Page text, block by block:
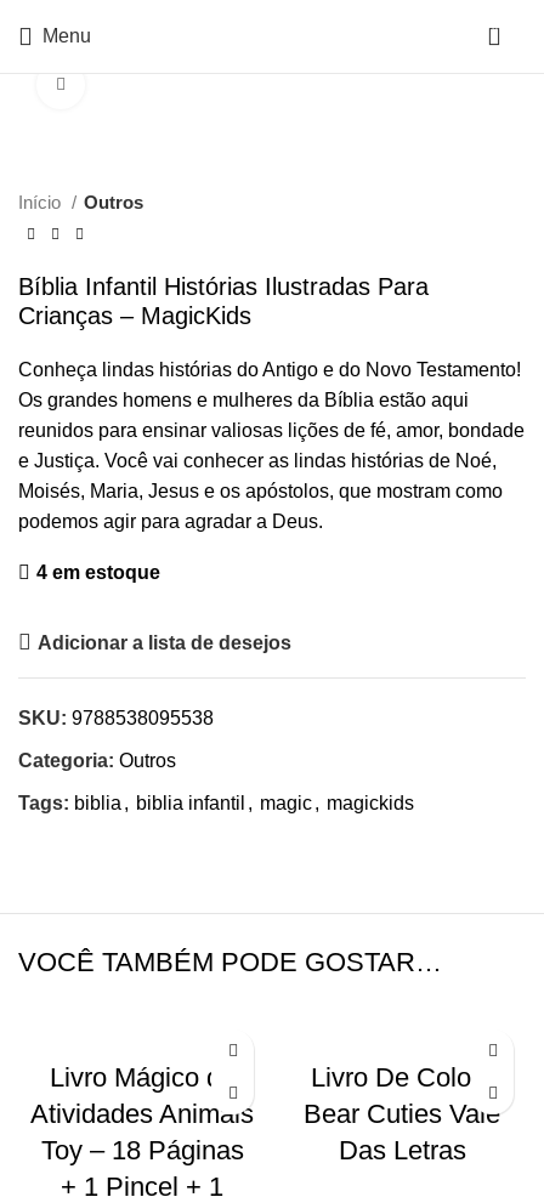
Menu 0
Início Outros
Bíblia Infantil Histórias Ilustradas Para
Crianças – MagicKids
Conheça lindas histórias do Antigo e do Novo Testamento!
Os grandes homens e mulheres da Bíblia estão aqui
reunidos para ensinar valiosas lições de fé, amor, bondade
e Justiça. Você vai conhecer as lindas histórias de Noé,
Moisés, Maria, Jesus e os apóstolos, que mostram como
podemos agir para agradar a Deus.
4 em estoque
Adicionar a lista de desejos
SKU: 9788538095538
Categoria: Outros
Tags: biblia , biblia infantil , magic, magickids
VOCÊ TAMBÉM PODE GOSTAR…
Livro Mágico de
Atividades Animais
Toy – 18 Páginas
+ 1 Pincel + 1
Livro De Colorir
Bear Cuties Vale
Das Letras